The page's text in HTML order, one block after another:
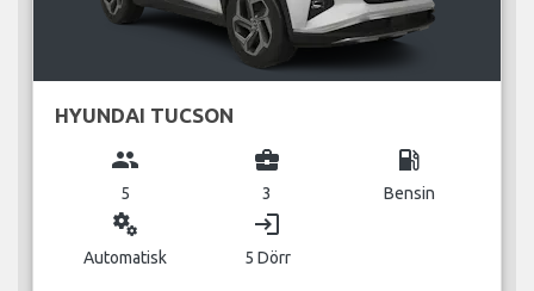
HYUNDAI TUCSON
group
5
business_center
3
local_gas_station
Bensin
miscellaneous_services
Automatisk
login
5 Dörr